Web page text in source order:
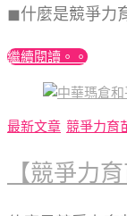
◼︎什麼是競爭力
繼續閱讀。。
最新文章 競爭力育
【競爭力